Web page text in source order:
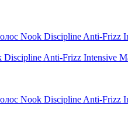
Anti-Frizz Intensive